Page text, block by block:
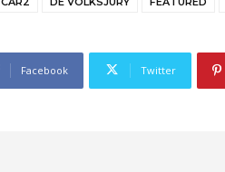
Facebook Twitter